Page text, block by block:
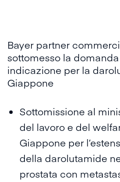
Bayer partner
sottomesso la
indicazione per la
Giappone
Sottomissione al
del lavoro e del
Giappone per
della darolutamide
prostata con